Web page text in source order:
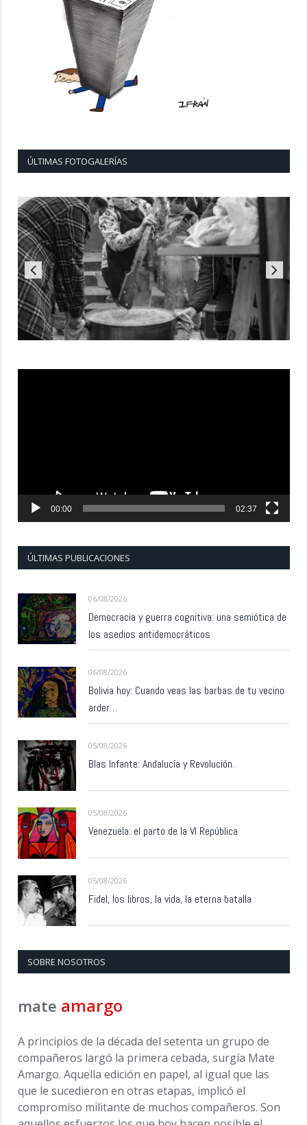
ÚLTIMAS FOTOGALERÍAS
00:00 02:37
ÚLTIMAS PUBLICACIONES
06/08/2026
Democracia y guerra cognitiva: una semiótica de
los asedios antidemocráticos
06/08/2026
Bolivia hoy: Cuando veas las barbas de tu vecino
arder…
05/08/2026
Blas Infante: Andalucía y Revolución.
05/08/2026
Venezuela: el parto de la VI República
05/08/2026
Fidel, los libros, la vida, la eterna batalla
SOBRE NOSOTROS
mate amargo
A principios de la década del setenta un grupo de
compañeros largó la primera cebada, surgía Mate
Amargo. Aquella edición en papel, al igual que las
que le sucedieron en otras etapas, implicó el
compromiso militante de muchos compañeros. Son